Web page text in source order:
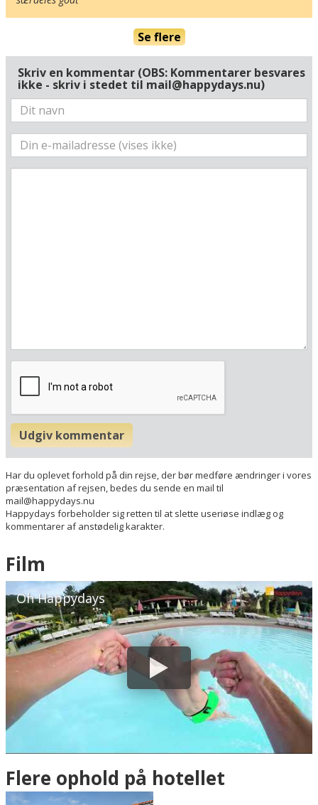
Vis alle Happydayshoteller i Danmark
Lufthavne
Museer
Radius omkring hotel:
Find vej til hotellet
Gentofte Hotel
E 012&deg; 32.472'
N 55&deg; 44.898'
Se flere
Skriv en kommentar (OBS: Kommentarer besvares
ikke - skriv i stedet til mail@happydays.nu)
Udgiv kommentar
Har du oplevet forhold på din rejse, der bør medføre ændringer i vores
præsentation af rejsen, bedes du sende en mail til
mail@happydays.nu
Happydays forbeholder sig retten til at slette useriøse indlæg og
kommentarer af anstødelig karakter.
Film
Oh Happydays
Flere ophold på hotellet